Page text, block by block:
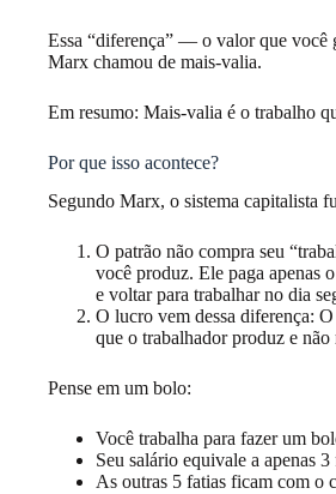
Essa “diferença” — o valor que você
Marx chamou de mais-valia.
Em resumo: Mais-valia é o trabalho
Por que isso acontece?
Segundo Marx, o sistema capitalista
O patrão não compra seu
você produz. Ele paga apenas
e voltar para trabalhar no dia
O lucro vem dessa diferença:
que o trabalhador produz e
Pense em um bolo:
Você trabalha para fazer um
Seu salário equivale a apenas 3
As outras 5 fatias ficam com o